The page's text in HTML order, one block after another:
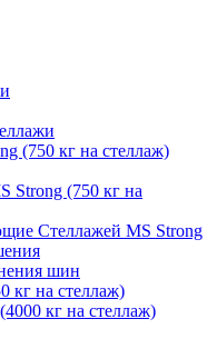
(750 кг на стеллаж)
Strong (750 кг на
Стеллажей MS Strong
шин
кг на стеллаж)
кг на стеллаж)